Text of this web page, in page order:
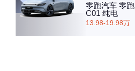
零跑汽车 零跑
C01 纯电
13.98-19.98万